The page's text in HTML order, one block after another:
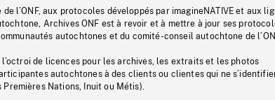
l’ONF, aux protocoles développés par imagineNATIVE et aux
Archives ONF est à revoir et à mettre à jour ses
autochtones et du comité-conseil autochtone de
l’octroi de licences pour les archives, les extraits et les photos
autochtones à des clients ou clientes qui ne
Nations, Inuit ou Métis).